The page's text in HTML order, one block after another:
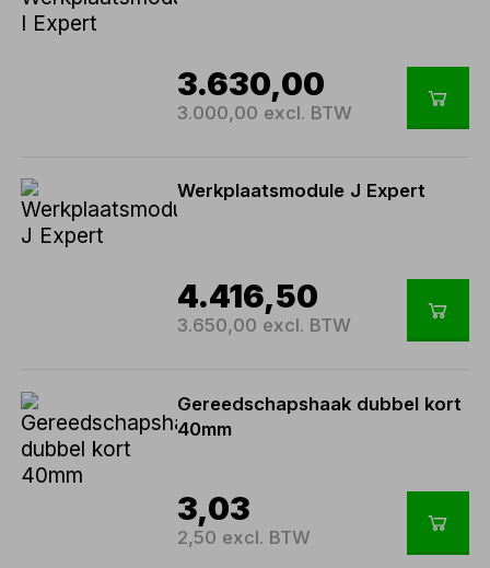
3.630,00
3.000,00 excl. BTW
Werkplaatsmodule J Expert
4.416,50
3.650,00 excl. BTW
Gereedschapshaak dubbel kort
40mm
3,03
2,50 excl. BTW